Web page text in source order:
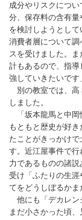
成分やリスクにつ
分、保存料の含有
を検討しようとし
消費者層について
スを受けました。
計もあるので、指
強していきたいです
別の教室では、高
しました。
「坂本龍馬と中岡
もともと歴史が好
たことがきっかけ
す。近江屋事件で
力であるものの諸
受け「ふたりの生
てをどうしぼるかま
他にも「デカレン
まだ小さかった頃